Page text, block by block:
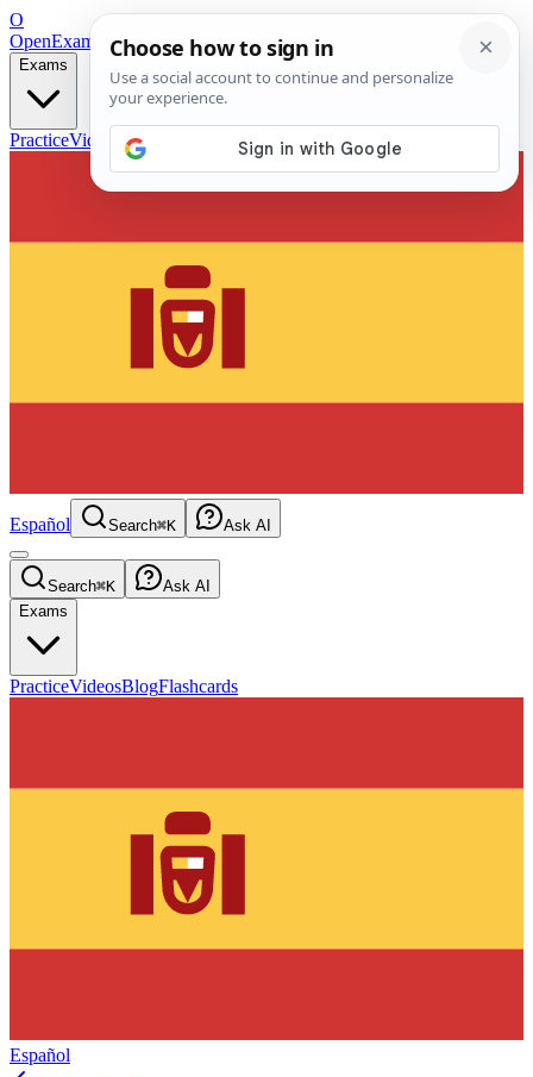
O
OpenExamPrepFree Exam Prep — Any Test
Exams
PracticeVideos Blog
Español Search⌘K Ask AI
Search⌘K
Ask AI
Exams
PracticeVideosBlogFlashcards
Español